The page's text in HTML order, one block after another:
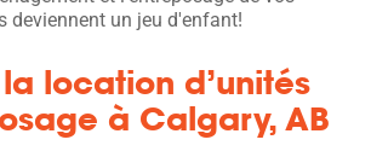
deviennent un jeu d'enfant!
location d’unités
à Calgary, AB